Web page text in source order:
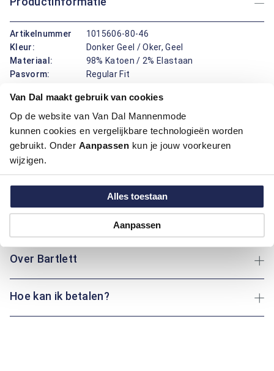
Van Dal maakt gebruik van cookies
Op de website van Van Dal Mannenmode
kunnen cookies en vergelijkbare technologieën worden
gebruikt. Onder Aanpassen kun je jouw voorkeuren
wijzigen.
Alles toestaan
Aanpassen
Artikelnummer
1015606-80-46
Kleur:
Donker Geel / Oker, Geel
Materiaal:
98% Katoen / 2% Elastaan
Pasvorm:
Regular Fit
een regular fit pasvorm voor optimaal comfort. Het ontwerp
maakt het een veelzijdig kledingstuk dat zowel formeel als
informeel te dragen is. Bovendien is de chino in diverse
kleuren beschikbaar. Of je nu op kantoor bent of een dag
eropuit gaat: deze broek biedt je altijd de perfecte balans
tussen comfort en stijl.
Over Bartlett
Hoe kan ik betalen?